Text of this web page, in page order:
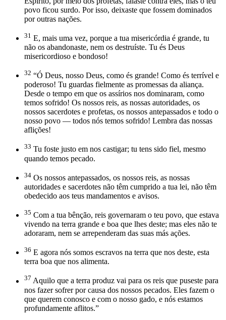
povo ficou surdo. Por isso, deixaste que fossem dominados
por outras nações.
31 E, mais uma vez, porque a tua misericórdia é grande, tu
não os abandonaste, nem os destruíste. Tu és Deus
misericordioso e bondoso!
32 “Ó Deus, nosso Deus, como és grande! Como és terrível e
poderoso! Tu guardas fielmente as promessas da aliança.
Desde o tempo em que os assírios nos dominaram, como
temos sofrido! Os nossos reis, as nossas autoridades, os
nossos sacerdotes e profetas, os nossos antepassados e todo o
nosso povo — todos nós temos sofrido! Lembra das nossas
aflições!
33 Tu foste justo em nos castigar; tu tens sido fiel, mesmo
quando temos pecado.
34 Os nossos antepassados, os nossos reis, as nossas
autoridades e sacerdotes não têm cumprido a tua lei, não têm
obedecido aos teus mandamentos e avisos.
35 Com a tua bênção, reis governaram o teu povo, que estava
vivendo na terra grande e boa que lhes deste; mas eles não te
adoraram, nem se arrependeram das suas más ações.
36 E agora nós somos escravos na terra que nos deste, esta
terra boa que nos alimenta.
37 Aquilo que a terra produz vai para os reis que puseste para
nos fazer sofrer por causa dos nossos pecados. Eles fazem o
que querem conosco e com o nosso gado, e nós estamos
profundamente aflitos.”